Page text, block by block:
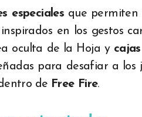
especiales que permiten
inspirados en los gestos
oculta de la Hoja y
para desafiar a
de Free Fire.